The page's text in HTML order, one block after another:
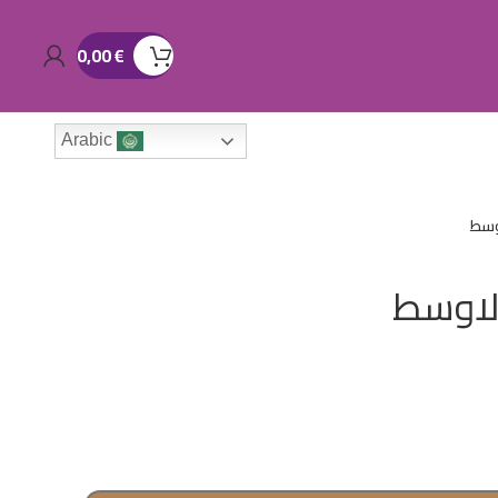
0,00€
Arabic